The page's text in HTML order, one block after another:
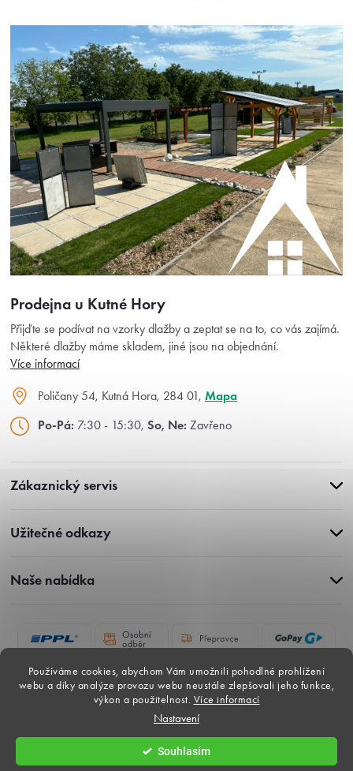
Používáme cookies, abychom Vám umožnili pohodlné prohlížení
webu a díky analýze provozu webu neustále zlepšovali jeho funkce,
výkon a použitelnost. Více informací
Nastavení
Souhlasím
Zákaznický servis
Užitečné odkazy
Naše nabídka
Prodejna u Kutné Hory
Přijďte se podívat na vzorky dlažby a zeptat se na to, co vás zajímá.
Některé dlažby máme skladem, jiné jsou na objednání.
Více informací
Poličany 54, Kutná Hora, 284 01, Mapa
Po-Pá: 7:30 - 15:30, So, Ne: Zavřeno
Copyright 2026Gardina-dlazby.cz. Všechna práva vyhrazena.